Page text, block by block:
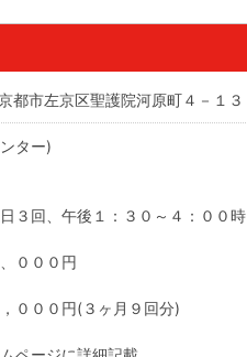
市左京区聖護院河原町４－１３
ター)
３回、午後１：３０～４：００時
００円
０円(３ヶ月９回分)